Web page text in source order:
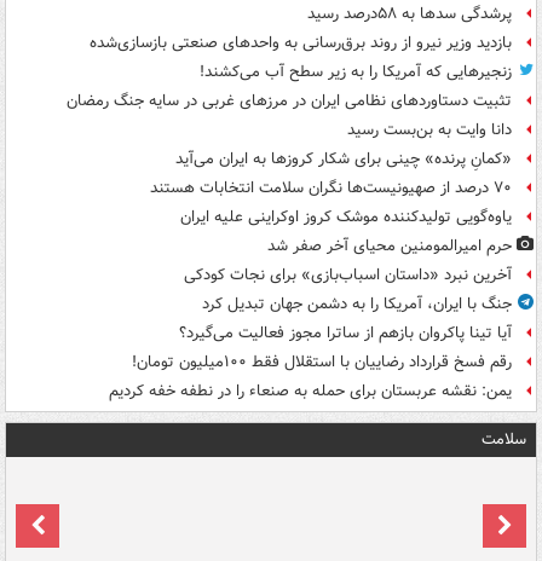
پرشدگی سدها به ۵۸درصد رسید
بازدید وزیر نیرو از روند برق‌رسانی به واحدهای صنعتی بازسازی‌شده
زنجیرهایی که آمریکا را به زیر سطح آب می‌کشند!
تثبیت دستاوردهای نظامی ایران در مرزهای غربی در سایه جنگ رمضان
دانا وایت به بن‌بست رسید
«کمانِ پرنده» چینی برای شکار کروزها به ایران می‌آید
۷۰ درصد از صهیونیست‌ها نگران سلامت انتخابات هستند
یاوه‌گویی تولیدکننده موشک کروز اوکراینی علیه ایران
حرم امیرالمومنین محیای آخر صفر شد
آخرین نبرد «داستان اسباب‌بازی» برای نجات کودکی
جنگ با ایران، آمریکا را به دشمن جهان تبدیل کرد
آیا تینا پاکروان بازهم از ساترا مجوز فعالیت می‌گیرد؟
رقم فسخ قرارداد رضاییان با استقلال فقط ۱۰۰میلیون تومان!
یمن: نقشه عربستان برای حمله به صنعاء را در نطفه خفه کردیم
سلامت